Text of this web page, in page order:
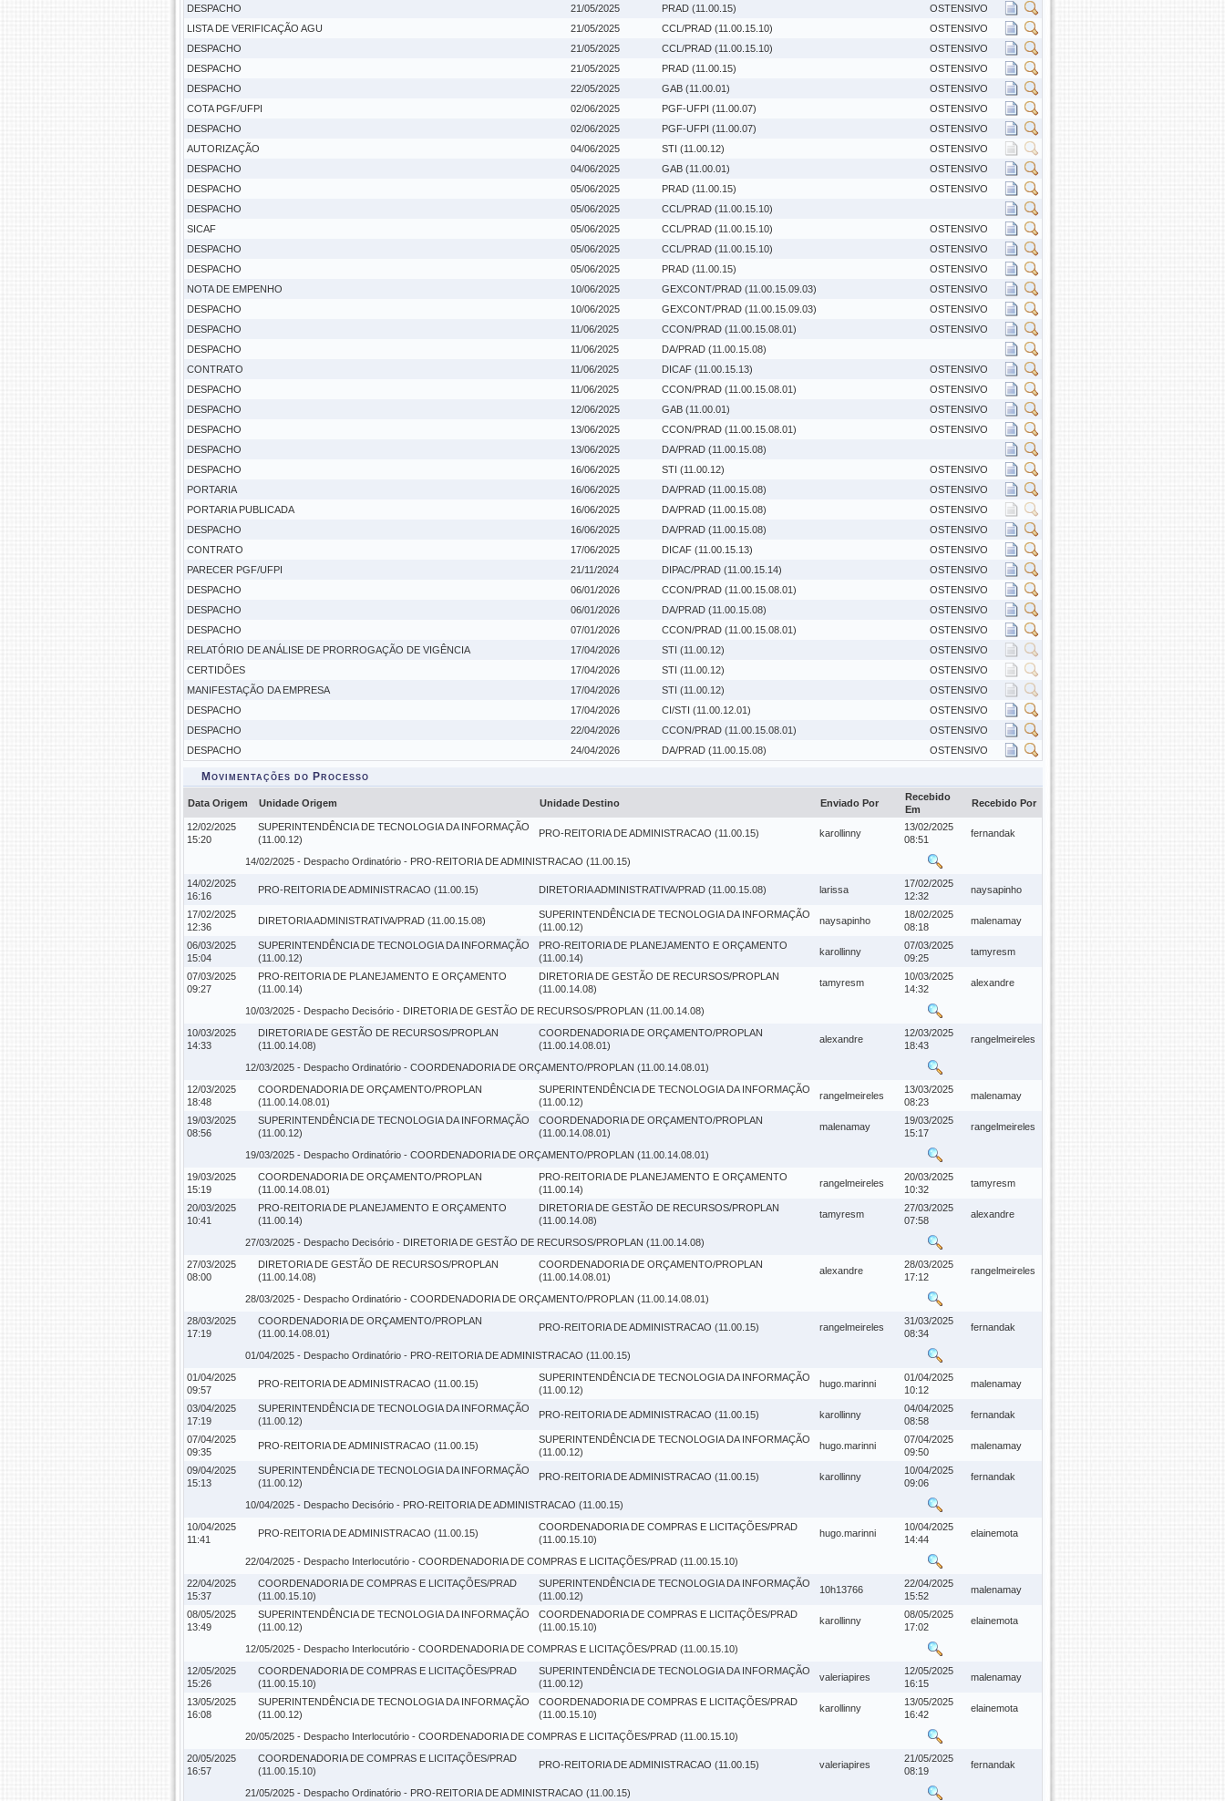
DESPACHO
21/05/2025 PRAD (11.00.15)
OSTENSIVO
LISTA DE VERIFICAÇÃO AGU
21/05/2025 CCL/PRAD (11.00.15.10)
OSTENSIVO
DESPACHO
21/05/2025 CCL/PRAD (11.00.15.10)
OSTENSIVO
DESPACHO
21/05/2025 PRAD (11.00.15)
OSTENSIVO
DESPACHO
22/05/2025 GAB (11.00.01)
OSTENSIVO
COTA PGF/UFPI
02/06/2025 PGF-UFPI (11.00.07)
OSTENSIVO
DESPACHO
02/06/2025 PGF-UFPI (11.00.07)
OSTENSIVO
AUTORIZAÇÃO
04/06/2025 STI (11.00.12)
OSTENSIVO
DESPACHO
04/06/2025 GAB (11.00.01)
OSTENSIVO
DESPACHO
05/06/2025 PRAD (11.00.15)
OSTENSIVO
DESPACHO
05/06/2025
CCL/PRAD (11.00.15.10)
SICAF
05/06/2025 CCL/PRAD (11.00.15.10)
OSTENSIVO
DESPACHO
05/06/2025 CCL/PRAD (11.00.15.10)
OSTENSIVO
DESPACHO
05/06/2025 PRAD (11.00.15)
OSTENSIVO
NOTA DE EMPENHO
10/06/2025 GEXCONT/PRAD (11.00.15.09.03)
OSTENSIVO
DESPACHO
10/06/2025 GEXCONT/PRAD (11.00.15.09.03)
OSTENSIVO
DESPACHO
11/06/2025 CCON/PRAD (11.00.15.08.01)
OSTENSIVO
DESPACHO
11/06/2025
DA/PRAD (11.00.15.08)
CONTRATO
11/06/2025 DICAF (11.00.15.13)
OSTENSIVO
DESPACHO
11/06/2025 CCON/PRAD (11.00.15.08.01)
OSTENSIVO
DESPACHO
12/06/2025 GAB (11.00.01)
OSTENSIVO
DESPACHO
13/06/2025 CCON/PRAD (11.00.15.08.01)
OSTENSIVO
DESPACHO
13/06/2025
DA/PRAD (11.00.15.08)
DESPACHO
16/06/2025 STI (11.00.12)
OSTENSIVO
PORTARIA
16/06/2025 DA/PRAD (11.00.15.08)
OSTENSIVO
PORTARIA PUBLICADA
16/06/2025 DA/PRAD (11.00.15.08)
OSTENSIVO
DESPACHO
16/06/2025 DA/PRAD (11.00.15.08)
OSTENSIVO
CONTRATO
17/06/2025 DICAF (11.00.15.13)
OSTENSIVO
PARECER PGF/UFPI
21/11/2024 DIPAC/PRAD (11.00.15.14)
OSTENSIVO
DESPACHO
06/01/2026 CCON/PRAD (11.00.15.08.01)
OSTENSIVO
DESPACHO
06/01/2026 DA/PRAD (11.00.15.08)
OSTENSIVO
DESPACHO
07/01/2026 CCON/PRAD (11.00.15.08.01)
OSTENSIVO
RELATÓRIO DE ANÁLISE DE PRORROGAÇÃO DE VIGÊNCIA
17/04/2026 STI (11.00.12)
OSTENSIVO
CERTIDÕES
17/04/2026 STI (11.00.12)
OSTENSIVO
MANIFESTAÇÃO DA EMPRESA
17/04/2026 STI (11.00.12)
OSTENSIVO
DESPACHO
17/04/2026 CI/STI (11.00.12.01)
OSTENSIVO
DESPACHO
22/04/2026 CCON/PRAD (11.00.15.08.01)
OSTENSIVO
DESPACHO
24/04/2026 DA/PRAD (11.00.15.08) OSTENSIVO
Movimentações do Processo
Data Origem Unidade Origem Unidade Destino Enviado Por
Recebido
Em
Recebido Por
12/02/2025
15:20
SUPERINTENDÊNCIA DE TECNOLOGIA DA INFORMAÇÃO
(11.00.12)
PRO-REITORIA DE ADMINISTRACAO (11.00.15) karollinny
13/02/2025
08:51
fernandak
14/02/2025 - Despacho Ordinatório - PRO-REITORIA DE ADMINISTRACAO (11.00.15)
14/02/2025
16:16
PRO-REITORIA DE ADMINISTRACAO (11.00.15) DIRETORIA ADMINISTRATIVA/PRAD (11.00.15.08) larissa
17/02/2025
12:32
naysapinho
17/02/2025
12:36
DIRETORIA ADMINISTRATIVA/PRAD (11.00.15.08)
SUPERINTENDÊNCIA DE TECNOLOGIA DA INFORMAÇÃO
(11.00.12)
naysapinho
18/02/2025
08:18
malenamay
06/03/2025
15:04
SUPERINTENDÊNCIA DE TECNOLOGIA DA INFORMAÇÃO
(11.00.12)
PRO-REITORIA DE PLANEJAMENTO E ORÇAMENTO
(11.00.14)
karollinny
07/03/2025
09:25
tamyresm
07/03/2025
09:27
PRO-REITORIA DE PLANEJAMENTO E ORÇAMENTO
(11.00.14)
DIRETORIA DE GESTÃO DE RECURSOS/PROPLAN
(11.00.14.08)
tamyresm
10/03/2025
14:32
alexandre
10/03/2025 - Despacho Decisório - DIRETORIA DE GESTÃO DE RECURSOS/PROPLAN (11.00.14.08)
10/03/2025
14:33
DIRETORIA DE GESTÃO DE RECURSOS/PROPLAN
(11.00.14.08)
COORDENADORIA DE ORÇAMENTO/PROPLAN
(11.00.14.08.01)
alexandre
12/03/2025
18:43
rangelmeireles
12/03/2025 - Despacho Ordinatório - COORDENADORIA DE ORÇAMENTO/PROPLAN (11.00.14.08.01)
12/03/2025
18:48
COORDENADORIA DE ORÇAMENTO/PROPLAN
(11.00.14.08.01)
SUPERINTENDÊNCIA DE TECNOLOGIA DA INFORMAÇÃO
(11.00.12)
rangelmeireles
13/03/2025
08:23
malenamay
19/03/2025
08:56
SUPERINTENDÊNCIA DE TECNOLOGIA DA INFORMAÇÃO
(11.00.12)
COORDENADORIA DE ORÇAMENTO/PROPLAN
(11.00.14.08.01)
malenamay
19/03/2025
15:17
rangelmeireles
19/03/2025 - Despacho Ordinatório - COORDENADORIA DE ORÇAMENTO/PROPLAN (11.00.14.08.01)
19/03/2025
15:19
COORDENADORIA DE ORÇAMENTO/PROPLAN
(11.00.14.08.01)
PRO-REITORIA DE PLANEJAMENTO E ORÇAMENTO
(11.00.14)
rangelmeireles
20/03/2025
10:32
tamyresm
20/03/2025
10:41
PRO-REITORIA DE PLANEJAMENTO E ORÇAMENTO
(11.00.14)
DIRETORIA DE GESTÃO DE RECURSOS/PROPLAN
(11.00.14.08)
tamyresm
27/03/2025
07:58
alexandre
27/03/2025 - Despacho Decisório - DIRETORIA DE GESTÃO DE RECURSOS/PROPLAN (11.00.14.08)
27/03/2025
08:00
DIRETORIA DE GESTÃO DE RECURSOS/PROPLAN
(11.00.14.08)
COORDENADORIA DE ORÇAMENTO/PROPLAN
(11.00.14.08.01)
alexandre
28/03/2025
17:12
rangelmeireles
28/03/2025 - Despacho Ordinatório - COORDENADORIA DE ORÇAMENTO/PROPLAN (11.00.14.08.01)
28/03/2025
17:19
COORDENADORIA DE ORÇAMENTO/PROPLAN
(11.00.14.08.01)
PRO-REITORIA DE ADMINISTRACAO (11.00.15) rangelmeireles
31/03/2025
08:34
fernandak
01/04/2025 - Despacho Ordinatório - PRO-REITORIA DE ADMINISTRACAO (11.00.15)
01/04/2025
09:57
PRO-REITORIA DE ADMINISTRACAO (11.00.15)
SUPERINTENDÊNCIA DE TECNOLOGIA DA INFORMAÇÃO
(11.00.12)
hugo.marinni
01/04/2025
10:12
malenamay
03/04/2025
17:19
SUPERINTENDÊNCIA DE TECNOLOGIA DA INFORMAÇÃO
(11.00.12)
PRO-REITORIA DE ADMINISTRACAO (11.00.15) karollinny
04/04/2025
08:58
fernandak
07/04/2025
09:35
PRO-REITORIA DE ADMINISTRACAO (11.00.15)
SUPERINTENDÊNCIA DE TECNOLOGIA DA INFORMAÇÃO
(11.00.12)
hugo.marinni
07/04/2025
09:50
malenamay
09/04/2025
15:13
SUPERINTENDÊNCIA DE TECNOLOGIA DA INFORMAÇÃO
(11.00.12)
PRO-REITORIA DE ADMINISTRACAO (11.00.15) karollinny
10/04/2025
09:06
fernandak
10/04/2025 - Despacho Decisório - PRO-REITORIA DE ADMINISTRACAO (11.00.15)
10/04/2025
11:41
PRO-REITORIA DE ADMINISTRACAO (11.00.15)
COORDENADORIA DE COMPRAS E LICITAÇÕES/PRAD
(11.00.15.10)
hugo.marinni
10/04/2025
14:44
elainemota
22/04/2025 - Despacho Interlocutório - COORDENADORIA DE COMPRAS E LICITAÇÕES/PRAD (11.00.15.10)
22/04/2025
15:37
COORDENADORIA DE COMPRAS E LICITAÇÕES/PRAD
(11.00.15.10)
SUPERINTENDÊNCIA DE TECNOLOGIA DA INFORMAÇÃO
(11.00.12)
10h13766
22/04/2025
15:52
malenamay
08/05/2025
13:49
SUPERINTENDÊNCIA DE TECNOLOGIA DA INFORMAÇÃO
(11.00.12)
COORDENADORIA DE COMPRAS E LICITAÇÕES/PRAD
(11.00.15.10)
karollinny
08/05/2025
17:02
elainemota
12/05/2025 - Despacho Interlocutório - COORDENADORIA DE COMPRAS E LICITAÇÕES/PRAD (11.00.15.10)
12/05/2025
15:26
COORDENADORIA DE COMPRAS E LICITAÇÕES/PRAD
(11.00.15.10)
SUPERINTENDÊNCIA DE TECNOLOGIA DA INFORMAÇÃO
(11.00.12)
valeriapires
12/05/2025
16:15
malenamay
13/05/2025
16:08
SUPERINTENDÊNCIA DE TECNOLOGIA DA INFORMAÇÃO
(11.00.12)
COORDENADORIA DE COMPRAS E LICITAÇÕES/PRAD
(11.00.15.10)
karollinny
13/05/2025
16:42
elainemota
20/05/2025 - Despacho Interlocutório - COORDENADORIA DE COMPRAS E LICITAÇÕES/PRAD (11.00.15.10)
20/05/2025
16:57
COORDENADORIA DE COMPRAS E LICITAÇÕES/PRAD
(11.00.15.10)
PRO-REITORIA DE ADMINISTRACAO (11.00.15) valeriapires
21/05/2025
08:19
fernandak
21/05/2025 - Despacho Ordinatório - PRO-REITORIA DE ADMINISTRACAO (11.00.15)